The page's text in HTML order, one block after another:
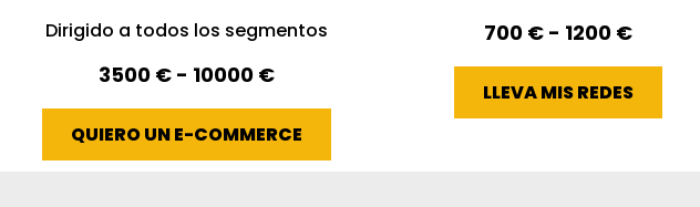
Dirigido a todos los segmentos
3500 € - 10000 €
QUIERO UN E-COMMERCE
700 € - 1200 €
LLEVA MIS REDES